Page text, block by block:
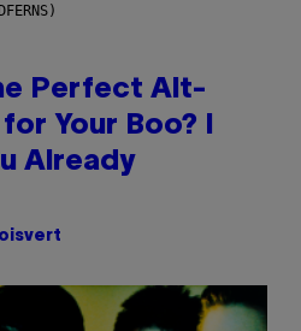
Perfect Alt-
Your Boo? I
Already